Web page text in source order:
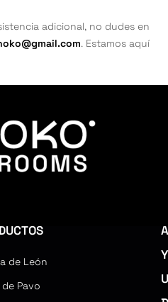
adicional, no dudes en
. Estamos aquí
de León
de Pavo
A
Y
U